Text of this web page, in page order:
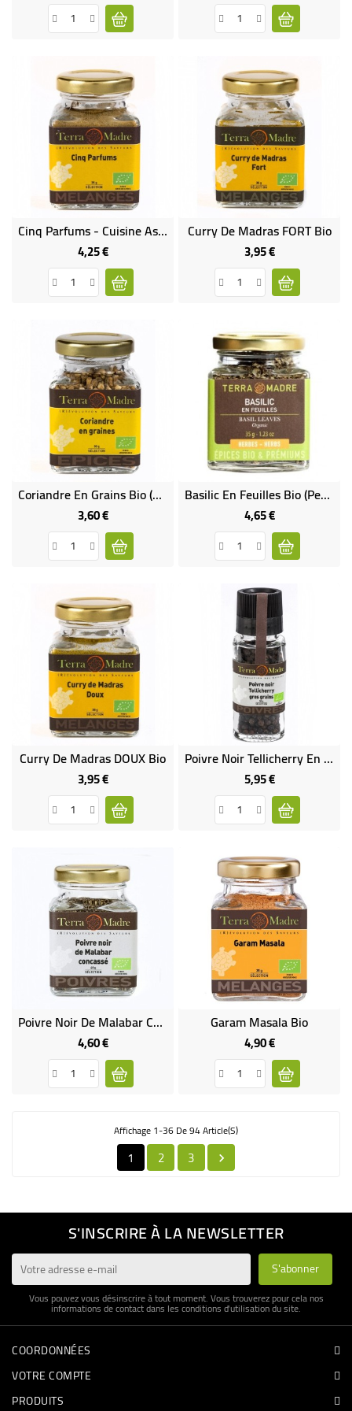
Cinq Parfums - Cuisine Asiatique Bio
4,25 €Prix
Curry De Madras FORT Bio
3,95 €Prix
Coriandre En Grains Bio (petit Pot)
3,60 €Prix
Basilic En Feuilles Bio (petit Pot)
4,65 €Prix
Curry De Madras DOUX Bio
3,95 €Prix
Poivre Noir Tellicherry En Grains Bio
5,95 €Prix
Poivre Noir De Malabar Concassé
4,60 €Prix
Garam Masala Bio
4,90 €Prix
Affichage 1-36 De 94 Article(s)
1 2 3 
S'INSCRIRE À LA NEWSLETTER
Vous pouvez vous désinscrire à tout moment. Vous trouverez pour cela nos
informations de contact dans les conditions d'utilisation du site.
COORDONNÉES
VOTRE COMPTE
PRODUITS